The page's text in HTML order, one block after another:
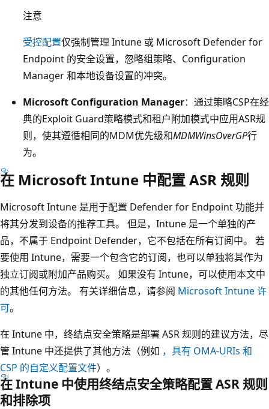
注意
受控配置仅强制管理 Intune 或 Microsoft Defender for
Endpoint 的安全设置，忽略组策略、Configuration
Manager 和本地设备设置的冲突。
Microsoft Configuration Manager：通过策略CSP在经
典的Exploit Guard策略模式和租户附加模式中应用ASR规
则，使其遵循相同的MDM优先级和MDMWinsOverGP行
为。
在 Microsoft Intune 中配置 ASR 规则
Microsoft Intune 是用于配置 Defender for Endpoint 功能并
将其分发到设备的推荐工具。 但是，Intune 是一个单独的产
品，不属于 Endpoint Defender，它不包括在所有订阅中。 若
要使用 Intune，需要一个包含它的订阅，也可以单独将其作为
独立订阅或附加产品购买。 如果没有 Intune，可以使用本文中
的其他任何方法。 有关详细信息，请参阅 Microsoft Intune 许
可。
在 Intune 中，终结点安全策略是部署 ASR 规则的建议方法，尽
管 Intune 中还提供了其他方法（例如 ，具有 OMA-URIs 和
CSP 的自定义配置文件）。
在 Intune 中使用终结点安全策略配置 ASR 规则
和排除项